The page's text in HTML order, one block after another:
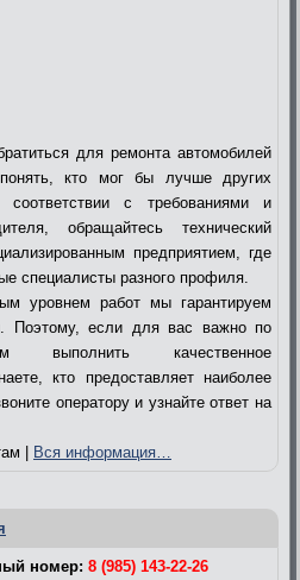
для ремонта автомобилей
кто мог бы лучше других
с требованиями и
обращайтесь технический
предприятием, где
специалисты разного профиля.
уровнем работ мы гарантируем
Поэтому, если для вас важно по
выполнить качественное
кто предоставляет наиболее
оператору и узнайте ответ на
| Вся информация…
номер: 8 (985) 143-22-26